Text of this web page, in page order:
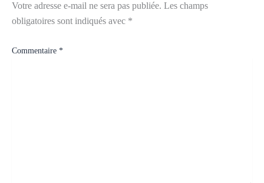
Votre adresse e-mail ne sera pas publiée. Les champs
obligatoires sont indiqués avec *
Commentaire *